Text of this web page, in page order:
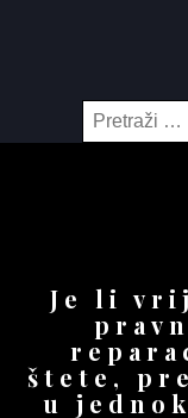
Pretraži:
Je li
štete,
u